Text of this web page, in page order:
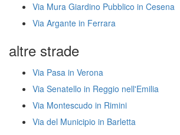
Via Mura Giardino Pubblico in Cesena
Via Argante in Ferrara
altre strade
Via Pasa in Verona
Via Senatello in Reggio nell'Emilia
Via Montescudo in Rimini
Via del Municipio in Barletta